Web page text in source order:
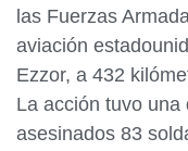
las Fuerzas
aviación
Ezzor, a 432
La acción tuvo
asesinados 83